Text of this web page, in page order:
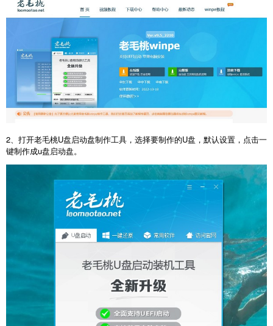
2、打开老毛桃U盘启动盘制作工具，选择要制作的U盘，默认设置，点击一
键制作成u盘启动盘。